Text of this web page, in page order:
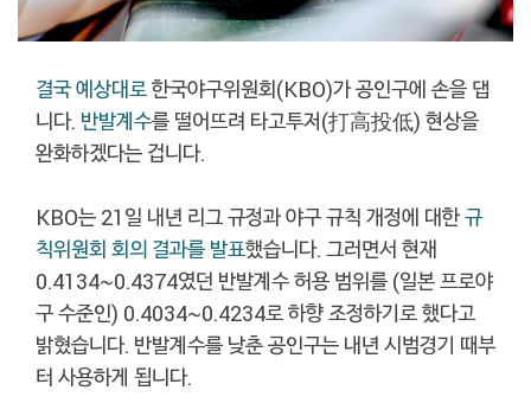
결국예상대로한국야구위원회(KBO)가 공인구에 손을 댑
니다. 반발계수를 떨어뜨려 타고투저(打高投低) 현상을
완화하겠다는 겁니다.
KBO는 21일 내년 리그 규정과 야구 규칙 개정에 대한규
칙위원회 회의 결과를 발표했습니다. 그러면서 현재
0.4134~0.4374였던 반발계수 허용 범위를 (일본 프로야
구 수준인) 0.4034~0.4234로 하향 조정하기로 했다고
밝혔습니다. 반발계수를 낮춘 공인구는 내년 시범경기 때부
터 사용하게 됩니다.